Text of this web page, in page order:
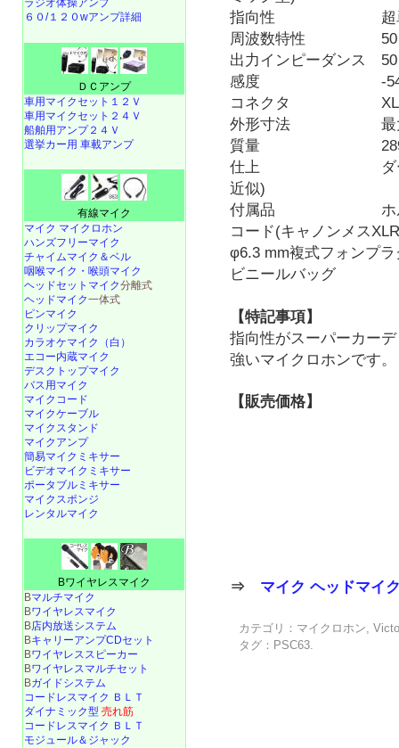
指向性 超単一
周波数特性 50 Hz
出力インピーダンス 50
感度 -54 dB(O
コネクタ XLR-
外形寸法 最大直径
質量 289g(
仕上 ダークグレ
近似)
付属品 ホルダー
コード(キャノンメス
φ6.3 mm複式フォンプ
ビニールバッグ
【特記事項】
指向性がスーパーカー
強いマイクロホンです。
【販売価格】
⇒ マイク ヘッドマイ
カテゴリ： マイクロホン,
タグ： PSC63.
ラジオ体操アンプ
６０/１２０wアンプ詳細
ＤＣアンプ
車用マイクセット１２Ｖ
車用マイクセット２４Ｖ
船舶用アンプ２４Ｖ
選挙カー用 車載アンプ
有線マイク
マイク マイクロホン
ハンズフリーマイク
チャイムマイク＆ベル
咽喉マイク・喉頭マイク
ヘッドセットマイク分離式
ヘッドマイク一体式
ピンマイク
クリップマイク
カラオケマイク（白）
エコー内蔵マイク
デスクトップマイク
バス用マイク
マイクコード
マイクケーブル
マイクスタンド
マイクアンプ
簡易マイクミキサー
ビデオマイクミキサー
ポータブルミキサー
マイクスポンジ
レンタルマイク
Bワイヤレスマイク
Bマルチマイク
Bワイヤレスマイク
B店内放送システム
BキャリーアンプCDセット
Bワイヤレススピーカー
Bワイヤレスマルチセット
Bガイドシステム
コードレスマイク ＢＬＴ
ダイナミック型 売れ筋
コードレスマイク ＢＬＴ
モジュール＆ジャック